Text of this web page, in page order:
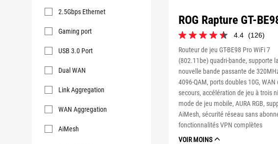
2.5Gbps Ethernet
Gaming port
USB 3.0 Port
Dual WAN
Link Aggregation
WAN Aggregation
AiMesh
ROG Rapture GT-
4.4 (126)
4.4
étoile(s)
sur
5.
126
évaluations
1 personnes sur un total de 126
ont reçu un échantillon de produit ou
participé à une promotion
Routeur de jeu GT-BE98 Pro WiFi 7
(802.11be) quadri-bande, supporte la
nouvelle bande passante de
4096-QAM, ports doubles 10G, WAN
secours, accélération de jeu à trois
mode de jeu mobile, AURA RGB,
AiMesh, sécurité réseau sans
fonctionnalités VPN complètes
VOIR MOINS